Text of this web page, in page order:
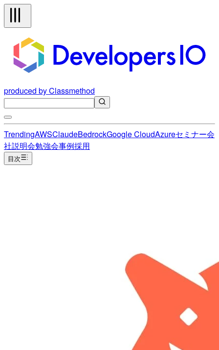
produced by Classmethod
TrendingAWSClaudeBedrockGoogle CloudAzureセミナー会
社説明会勉強会事例採用
目次